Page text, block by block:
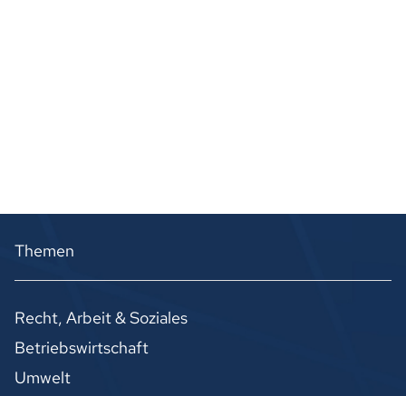
Themen
Recht, Arbeit & Soziales
Betriebswirtschaft
Umwelt